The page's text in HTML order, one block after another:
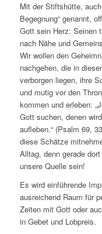
Mit der Stiftshütte,
Begegnung“ genannt,
Gott sein Herz: Seinen
nach Nähe und
Wir wollen den
nachgehen, die in
verborgen liegen, ihre
und mutig vor den
kommen und erleben:
Gott suchen, denen
aufleben.“ (Psalm 69,
diese Schätze
Alltag, denn gerade
unsere Quelle sein!
Es wird einführende
ausreichend Raum für
Zeiten mit Gott oder
in Gebet und Lobpreis.